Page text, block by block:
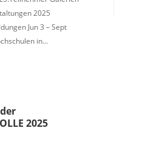
2025
Jun 3 – Sept
in...
2025